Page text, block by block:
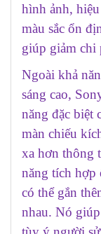
hình ảnh,
màu sắc ổn
giúp giảm chi
Ngoài khả
sáng cao,
năng đặc biệt
màn chiếu
xa hơn thông
năng tích
có thể gắn
nhau. Nó